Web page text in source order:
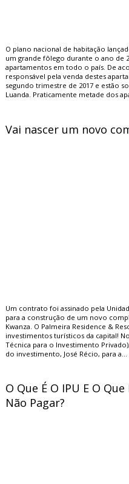
O plano nacional de habitação
um grande fôlego durante o ano de
apartamentos em todo o país. De acordo com a Imogestin, a entidade
responsável pela venda destes
segundo trimestre de 2017 e estão
Luanda. Praticamente metade
Vai nascer um novo
Um contrato foi assinado pela
para a construção de um novo
Kwanza. O Palmeira Residence &
investimentos turísticos da capital! Norberto Garcia, director da UTIP (Unidade
Técnica para o Investimento
do investimento, José Récio, para a...
O Que É O IPU E O
Não Pagar?